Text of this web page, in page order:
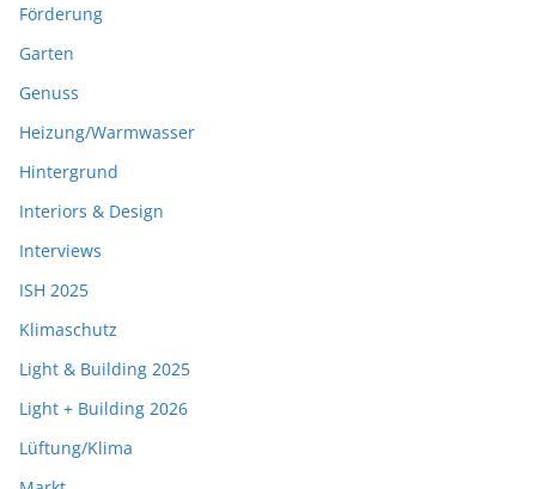
Förderung
Garten
Genuss
Heizung/Warmwasser
Hintergrund
Interiors & Design
Interviews
ISH 2025
Klimaschutz
Light & Building 2025
Light + Building 2026
Lüftung/Klima